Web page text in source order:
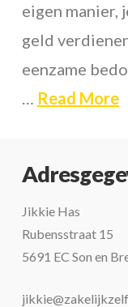
eigen manier,
geld
eenzame
… Read More
Jikkie Has
Rubensstraat 15
5691 EC Son en